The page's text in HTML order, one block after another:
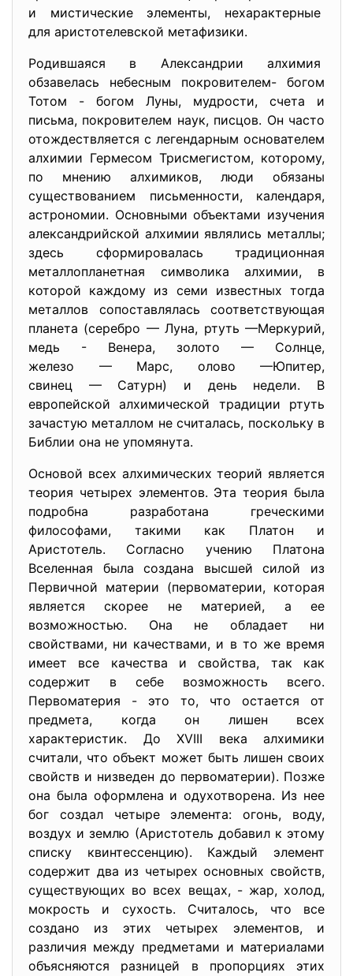
и мистические элементы, нехарактерные
для аристотелевской метафизики.
Родившаяся в Александрии алхимия
обзавелась небесным покровителем- богом
Тотом - богом Луны, мудрости, счета и
письма, покровителем наук, писцов. Он часто
отождествляется с легендарным основателем
алхимии Гермесом Трисмегистом, которому,
по мнению алхимиков, люди обязаны
существованием письменности, календаря,
астрономии. Основными объектами изучения
александрийской алхимии являлись металлы;
здесь сформировалась традиционная
металлопланетная символика алхимии, в
которой каждому из семи известных тогда
металлов сопоставлялась соответствующая
планета (серебро — Луна, ртуть —Меркурий,
медь - Венера, золото — Солнце,
железо — Марс, олово —Юпитер,
свинец — Сатурн) и день недели. В
европейской алхимической традиции ртуть
зачастую металлом не считалась, поскольку в
Библии она не упомянута.
Основой всех алхимических теорий является
теория четырех элементов. Эта теория была
подробна разработана греческими
философами, такими как Платон и
Аристотель. Согласно учению Платона
Вселенная была создана высшей силой из
Первичной материи (первоматерии, которая
является скорее не материей, а ее
возможностью. Она не обладает ни
свойствами, ни качествами, и в то же время
имеет все качества и свойства, так как
содержит в себе возможность всего.
Первоматерия - это то, что остается от
предмета, когда он лишен всех
характеристик. До XVIII века алхимики
считали, что объект может быть лишен своих
свойств и низведен до первоматерии). Позже
она была оформлена и одухотворена. Из нее
бог создал четыре элемента: огонь, воду,
воздух и землю (Аристотель добавил к этому
списку квинтессенцию). Каждый элемент
содержит два из четырех основных свойств,
существующих во всех вещах, - жар, холод,
мокрость и сухость. Считалось, что все
создано из этих четырех элементов, и
различия между предметами и материалами
объясняются разницей в пропорциях этих